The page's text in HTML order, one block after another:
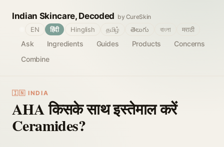
Indian Skincare, Decoded by CureSkin
Ask Ingredients Guides Products
Concerns
Combine
EN हिंदी Hinglish தமிழ் తెలుగు বাংলা मराठी
🇮🇳 INDIA
AHA किसके साथ इस्तेमाल करें
Ceramides?